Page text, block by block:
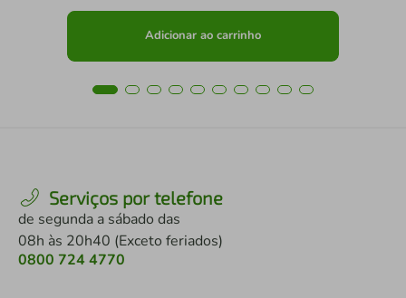
Adicionar ao carrinho
Serviços por telefone
de segunda a sábado das
08h às 20h40 (Exceto feriados)
0800 724 4770